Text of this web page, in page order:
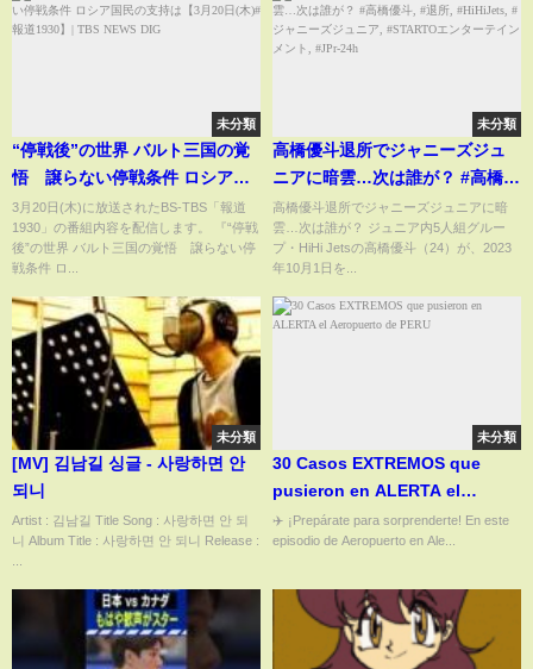
未分類
“停戦後”の世界 バルト三国の覚
悟 譲らない停戦条件 ロシア国
民の支持は【3月20日(木)#報道
1930】| TBS NEWS DIG
3月20日(木)に放送されたBS-TBS「報道
1930」の番組内容を配信します。 『“停戦
後”の世界 バルト三国の覚悟 譲らない停
戦条件 ロ...
未分類
高橋優斗退所でジャニーズジュ
ニアに暗雲…次は誰が？ #高橋優
斗, #退所, #HiHiJets, #ジャニー
ズジュニア, #STARTOエンター
テインメント, #JPr-24h
高橋優斗退所でジャニーズジュニアに暗
雲…次は誰が？ ジュニア内5人組グルー
プ・HiHi Jetsの高橋優斗（24）が、2023
年10月1日を...
未分類
[MV] 김남길 싱글 - 사랑하면 안
되니
Artist : 김남길 Title Song : 사랑하면 안 되
니 Album Title : 사랑하면 안 되니 Release :
未分類
30 Casos EXTREMOS que
pusieron en ALERTA el
Aeropuerto de PERU
✈️ ¡Prepárate para sorprenderte! En este
episodio de Aeropuerto en Ale...